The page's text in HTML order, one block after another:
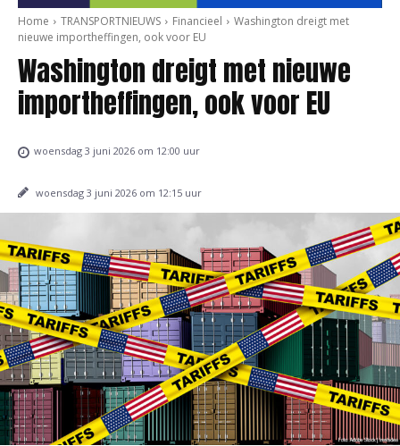
Home TRANSPORTNIEUWS Financieel
Washington dreigt met
nieuwe importheffingen, ook voor EU
Washington dreigt met nieuwe
importheffingen, ook voor EU
woensdag 3 juni 2026 om 12:00 uur
woensdag 3 juni 2026 om 12:15 uur